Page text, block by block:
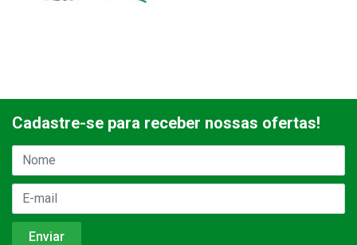
Cadastre-se para receber nossas ofertas!